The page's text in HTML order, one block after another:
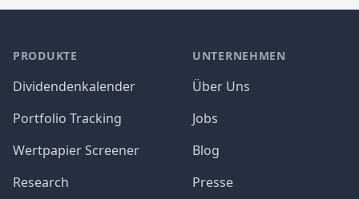
PRODUKTE
Dividendenkalender
Portfolio Tracking
Wertpapier Screener
Research
UNTERNEHMEN
Über Uns
Jobs
Blog
Presse